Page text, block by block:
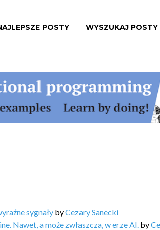
POSTY WYSZUKAJ POSTY
sygnały byCezary Sanecki
Nawet, a może zwłaszcza, w erze AI. by